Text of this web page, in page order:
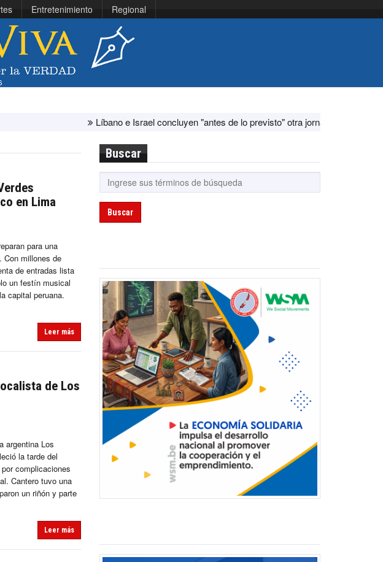
Entretenimiento Regional
Líbano e Israel concluyen "antes de lo previsto" otra jornada de diálogo por
en Lima
para una
Con millones de
de entradas lista
un festín musical
capital peruana.
Leer más
de Los
argentina Los
la tarde del
complicaciones
Cantero tuvo una
un riñón y parte
Leer más
Buscar
Buscar